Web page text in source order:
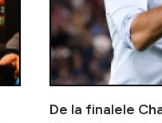
De la finalele